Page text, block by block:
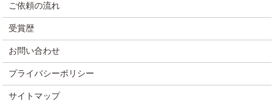
ご依頼の流れ
受賞歴
お問い合わせ
プライバシーポリシー
サイトマップ